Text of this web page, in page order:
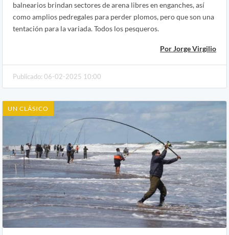
balnearios brindan sectores de arena libres en enganches, así
como amplios pedregales para perder plomos, pero que son una
tentación para la variada. Todos los pesqueros.
Por Jorge Virgilio
Publicado: 06-02-2025 10:00
UN CLÁSICO